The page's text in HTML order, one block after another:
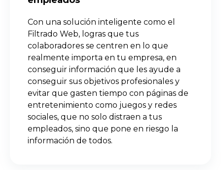
Con una solución inteligente como el
Filtrado Web, logras que tus
colaboradores se centren en lo que
realmente importa en tu empresa, en
conseguir información que les ayude a
conseguir sus objetivos profesionales y
evitar que gasten tiempo con páginas de
entretenimiento como juegos y redes
sociales, que no solo distraen a tus
empleados, sino que pone en riesgo la
información de todos.